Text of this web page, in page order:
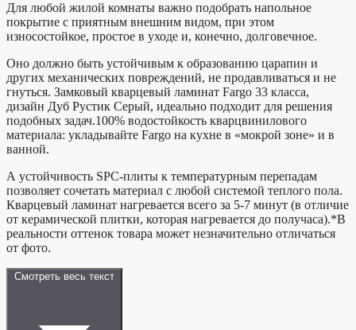
Для любой жилой комнаты важно подобрать напольное
покрытие с приятным внешним видом, при этом
износостойкое, простое в уходе и, конечно, долговечное.
Оно должно быть устойчивым к образованию царапин и
других механических повреждений, не продавливаться и не
гнуться. Замковый кварцевый ламинат Fargo 33 класса,
дизайн Дуб Рустик Серый, идеально подходит для решения
подобных задач.100% водостойкость кварцвинилового
материала: укладывайте Fargo на кухне в «мокрой зоне» и в
ванной.
А устойчивость SPC-плиты к температурным перепадам
позволяет сочетать материал с любой системой теплого пола.
Кварцевый ламинат нагревается всего за 5-7 минут (в отличие
от керамической плитки, которая нагревается до получаса).*В
реальности оттенок товара может незначительно отличаться
от фото.
Смотреть весь текст